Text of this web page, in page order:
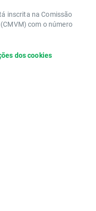
inscrita na Comissão
com o número
dos cookies